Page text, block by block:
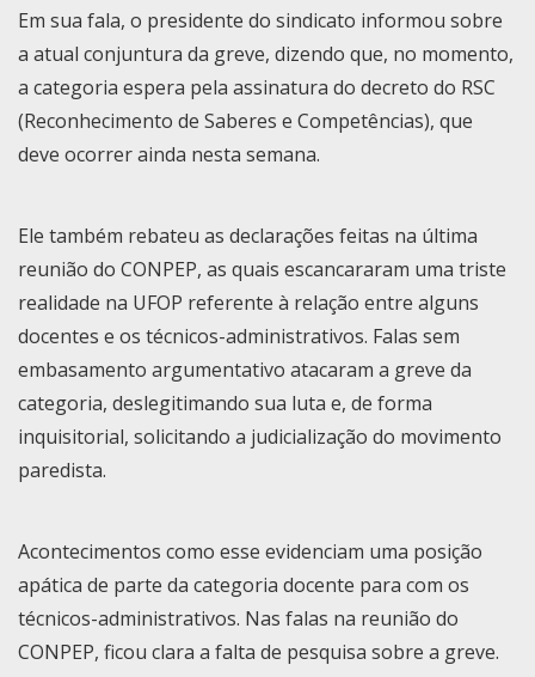
Em sua fala, o presidente do sindicato informou sobre
a atual conjuntura da greve, dizendo que, no momento,
a categoria espera pela assinatura do decreto do RSC
(Reconhecimento de Saberes e Competências), que
deve ocorrer ainda nesta semana.
Ele também rebateu as declarações feitas na última
reunião do CONPEP, as quais escancararam uma triste
realidade na UFOP referente à relação entre alguns
docentes e os técnicos-administrativos. Falas sem
embasamento argumentativo atacaram a greve da
categoria, deslegitimando sua luta e, de forma
inquisitorial, solicitando a judicialização do movimento
paredista.
Acontecimentos como esse evidenciam uma posição
apática de parte da categoria docente para com os
técnicos-administrativos. Nas falas na reunião do
CONPEP, ficou clara a falta de pesquisa sobre a greve.